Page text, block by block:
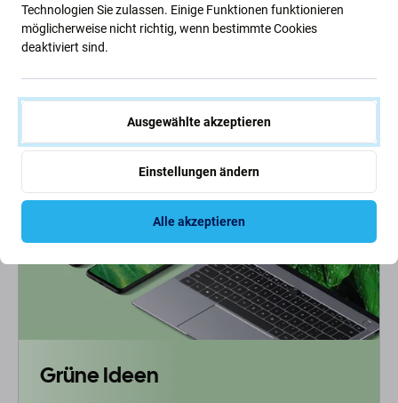
1 - 5 von 5 Ergebnissen
Grüne Ideen
Technologien Sie zulassen. Einige Funktionen funktionieren
möglicherweise nicht richtig, wenn bestimmte Cookies
deaktiviert sind.
Ausgewählte akzeptieren
Einstellungen ändern
Alle akzeptieren